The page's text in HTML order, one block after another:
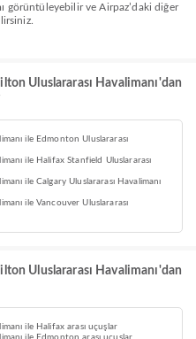
görüntüleyebilir ve Airpaz’daki diğer
Uluslararası Havalimanı'dan
ile Edmonton Uluslararası
ile Halifax Stanfield Uluslararası
ile Calgary Uluslararası Havalimanı
ile Vancouver Uluslararası
Uluslararası Havalimanı'dan
ile Halifax arası uçuşlar
ile Edmonton arası uçuşlar